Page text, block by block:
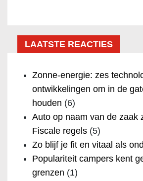
LAATSTE REACTIES
Zonne-energie: zes
ontwikkelingen om in de
houden (6)
Auto op naam van de zaak
Fiscale regels (5)
Zo blijf je fit en vitaal als
Populariteit campers kent
grenzen (1)